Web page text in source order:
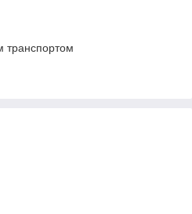
транспортом